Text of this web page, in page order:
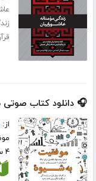
🎧 دانلود کتاب
از:
۴ ساعت و ۲۲ دقیقه